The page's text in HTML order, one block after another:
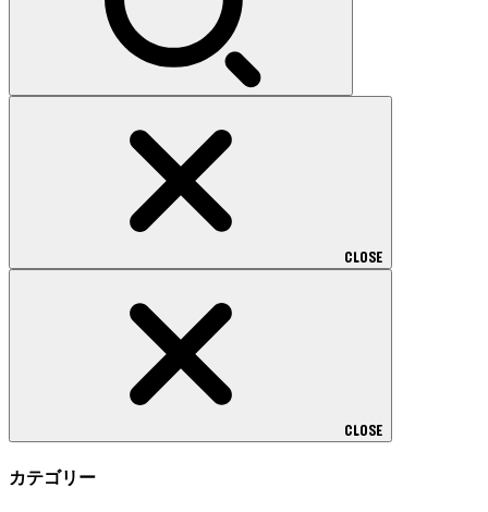
CLOSE
CLOSE
カテゴリー